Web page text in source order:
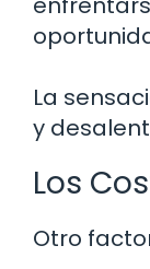
La
y
Los
Otro